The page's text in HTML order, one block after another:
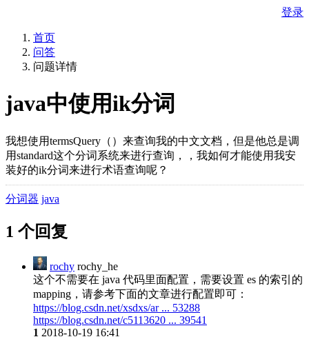
登录
首页
问答
问题详情
java中使用ik分词
我想使用termsQuery（）来查询我的中文文档，但是他总是调
用standard这个分词系统来进行查询，，我如何才能使用我安
装好的ik分词来进行术语查询呢？
分词器 java
1 个回复
rochy rochy_he
这个不需要在 java 代码里面配置，需要设置 es 的索引的
mapping，请参考下面的文章进行配置即可：
https://blog.csdn.net/xsdxs/ar ... 53288
https://blog.csdn.net/c5113620 ... 39541
1 2018-10-19 16:41